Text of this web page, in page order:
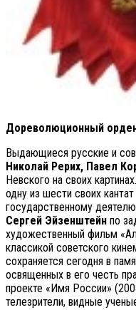
Дореволюционный
Выдающиеся русские и
Николай Рерих, Павел
Невского на своих
одну из шести своих
государственному
Сергей Эйзенштейн по
художественный фильм
классикой советского
сохраняется сегодня в
освященных в его честь
проекте «Имя России»
телезрители, видные